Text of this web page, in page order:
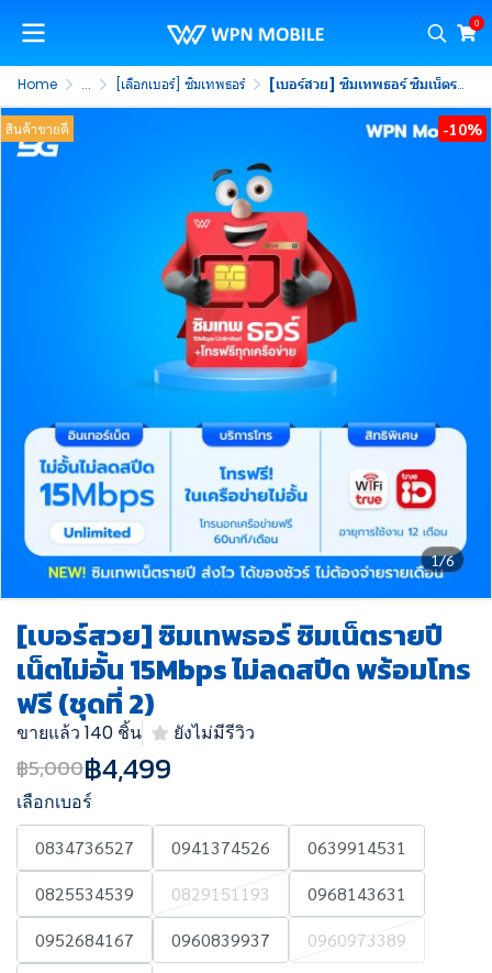
0
Home ... [เลือกเบอร์] ซิมเทพธอร์ [เบอร์สวย] ซิมเทพธอร์ ซิมเน็ตรายปี เน็ตไม่อั้น 15Mbps ไม่ลดสปีด พร้อมโทรฟรี (ชุดที่ 2)
1/6
สินค้าขายดี -10%
[เบอร์สวย] ซิมเทพธอร์ ซิมเน็ตรายปี
เน็ตไม่อั้น 15Mbps ไม่ลดสปีด พร้อมโทร
ฟรี (ชุดที่ 2)
ขายแล้ว 140 ชิ้น ยังไม่มีรีวิว
฿5,000฿4,499
เลือกเบอร์
0834736527 0941374526
0639914531
0825534539
0829151193
0968143631
0952684167
0960839937
0960973389